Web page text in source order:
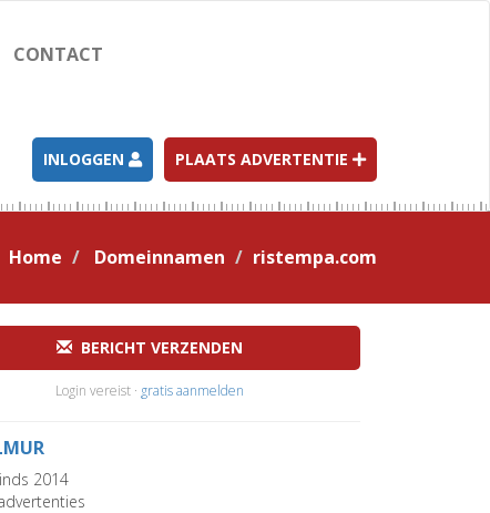
CONTACT
INLOGGEN PLAATS ADVERTENTIE
Home Domeinnamen ristempa.com
BERICHT VERZENDEN
Login vereist · gratis aanmelden
2014